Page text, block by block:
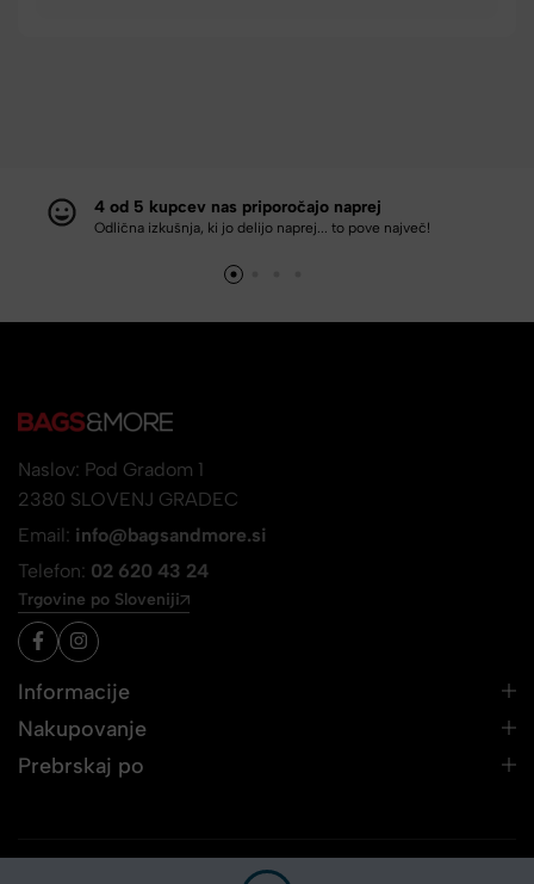
4 od 5 kupcev nas priporočajo naprej
Odlična izkušnja, ki jo delijo naprej... to pove največ!
Naslov: Pod Gradom 1
2380 SLOVENJ GRADEC
Email: info@bagsandmore.si
Telefon: 02 620 43 24
Trgovine po Sloveniji
Informacije
Nakupovanje
Prebrskaj po